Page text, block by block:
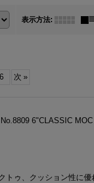
表示方法:
6 次 »
6"CLASSIC
トゥ、クッション性に